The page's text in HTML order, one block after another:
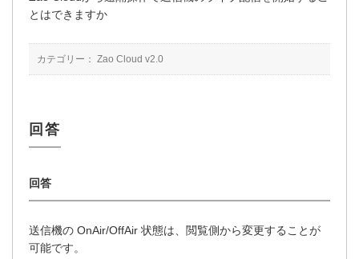
とはできますか
カテゴリー： Zao Cloud v2.0
送信機の OnAir/OffAir 状態は、閲覧側から変更することが
可能です。